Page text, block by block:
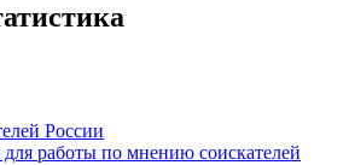
России
работы по мнению соискателей